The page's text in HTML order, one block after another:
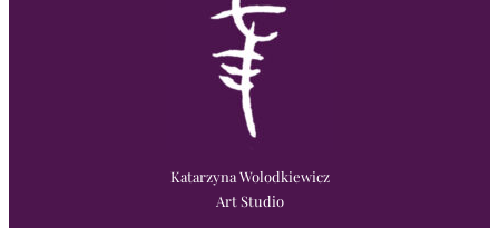
Katarzyna Wolodkiewicz
Art Studio